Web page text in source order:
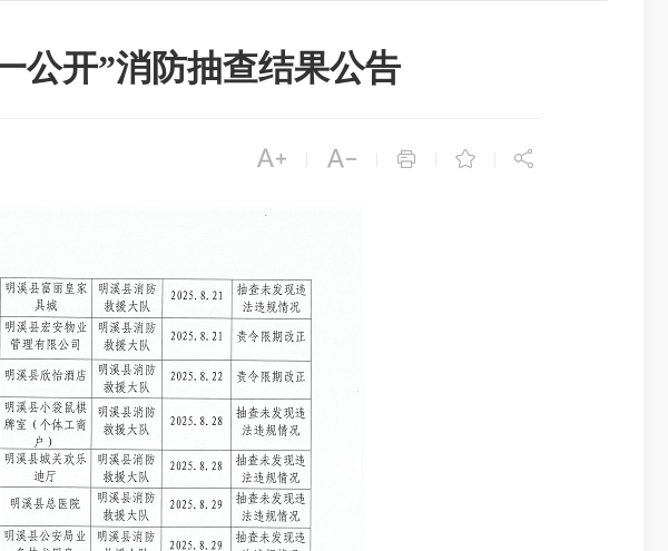
公开”消防抽查结果公告
    